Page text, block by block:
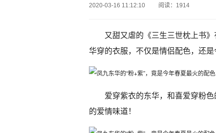
2020-03-16 11:12:10 阅读：1914
又甜又虐的《三生三世枕上书
华穿的衣服，不仅是情侣配色，还是
爱穿紫衣的东华，和喜爱穿粉
的爱情味道！